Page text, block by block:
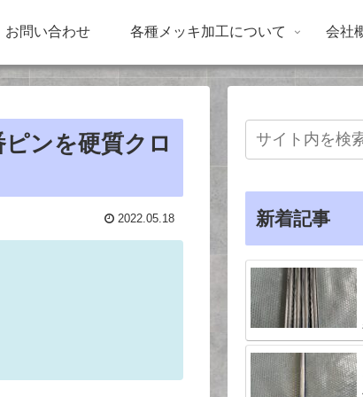
お問い合わせ 各種メッキ加工について 会社
ンを硬質クロ
2022.05.18 新着記事